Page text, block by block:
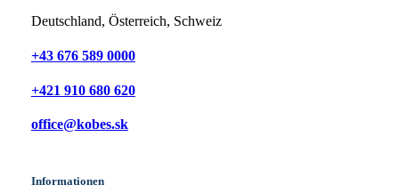
Deutschland, Österreich, Schweiz
+43 676 589 0000
+421 910 680 620
office@kobes.sk
Informationen